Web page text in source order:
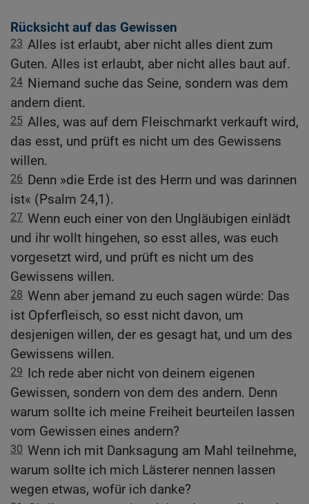
Rücksicht auf das Gewissen
23 Alles ist erlaubt, aber nicht alles dient zum
Guten. Alles ist erlaubt, aber nicht alles baut auf.
24 Niemand suche das Seine, sondern was dem
andern dient.
25 Alles, was auf dem Fleischmarkt verkauft wird,
das esst, und prüft es nicht um des Gewissens
willen.
26 Denn »die Erde ist des Herrn und was darinnen
ist« (Psalm 24,1).
27 Wenn euch einer von den Ungläubigen einlädt
und ihr wollt hingehen, so esst alles, was euch
vorgesetzt wird, und prüft es nicht um des
Gewissens willen.
28 Wenn aber jemand zu euch sagen würde: Das
ist Opferfleisch, so esst nicht davon, um
desjenigen willen, der es gesagt hat, und um des
Gewissens willen.
29 Ich rede aber nicht von deinem eigenen
Gewissen, sondern von dem des andern. Denn
warum sollte ich meine Freiheit beurteilen lassen
vom Gewissen eines andern?
30 Wenn ich mit Danksagung am Mahl teilnehme,
warum sollte ich mich Lästerer nennen lassen
wegen etwas, wofür ich danke?